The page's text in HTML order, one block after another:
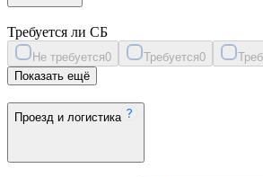
Требуется ли СБ
Не требуется0 Требуется0
Показать ещё
Проезд и логистика